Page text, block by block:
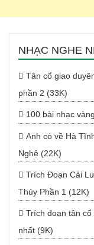
NHẠC NGHE
Tân cổ giao
phần 2 (33K)
100 bài nhạc
Anh có về Hà
Nghệ (22K)
Trích Đoạn Cải
Thủy Phần 1 (12K)
Trích đoạn tân
nhất (9K)